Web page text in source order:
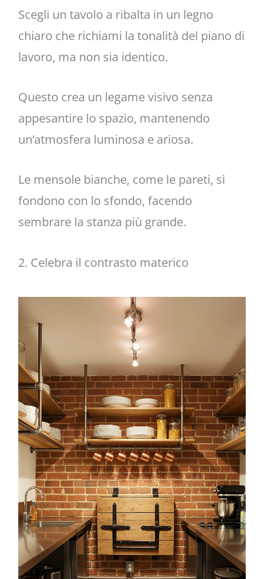
Scegli un tavolo a ribalta in un legno
chiaro che richiami la tonalità del piano di
lavoro, ma non sia identico.
Questo crea un legame visivo senza
appesantire lo spazio, mantenendo
un’atmosfera luminosa e ariosa.
Le mensole bianche, come le pareti, si
fondono con lo sfondo, facendo
sembrare la stanza più grande.
2. Celebra il contrasto materico